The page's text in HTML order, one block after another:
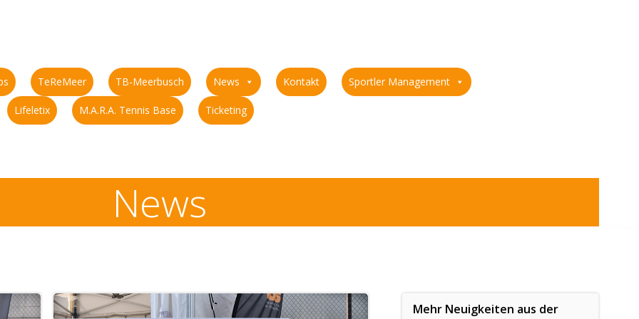
TeReMeer TB-Meerbusch News Kontakt Sportler Management
Lifeletix M.A.R.A. Tennis Base Ticketing
News
Mehr Neuigkeiten aus der